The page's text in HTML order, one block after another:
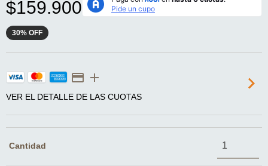
$159.900
30% OFF
VER EL DETALLE DE LAS CUOTAS
Cantidad